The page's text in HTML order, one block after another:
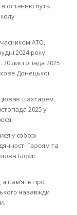
останню путь
АТО,
2024 року
20 листопада 2025
Донецької
шахтарем.
2025 у
у соборі
Героям та
Борис
памʼять про
назавжди